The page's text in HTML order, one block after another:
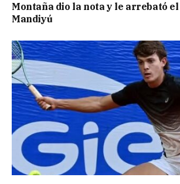
Montaña dio la nota y le arrebató
Mandiyú